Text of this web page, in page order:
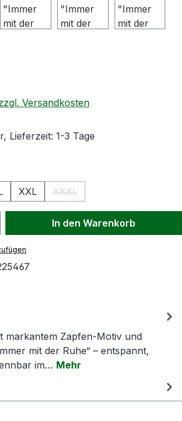
Versandkosten
Lieferzeit: 1-3 Tage
ist zurzeit nicht verfügbar.)
XXL XXXL
(Diese Option ist zurzeit
Gib den gewünschten
In den Warenkorb
markantem Zapfen-Motiv und
mit der Ruhe“ – entspannt,
im… Mehr